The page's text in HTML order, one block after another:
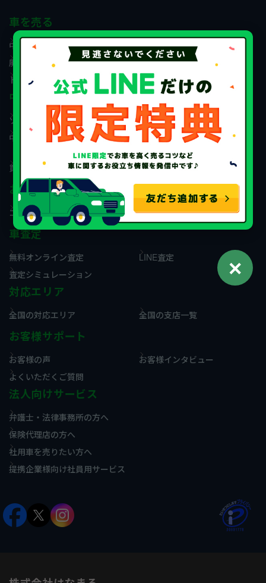
車を売る
中古車を売る
事故車を売る
廃車を売る
タクシーを売る
トラックを売る
中古車・車買取
ソコカラが選ばれる理由
車買取の流れ
中古車の売却ガイド
廃車手続きで受け取れる還付
金
買取相場情報
買取実績・事例
お役立ち情報
コラム 用語集
車査定
無料オンライン査定
LINE査定
査定シミュレーション
対応エリア
全国の対応エリア 全国の支店一覧
お客様サポート
お客様の声
お客様インタビュー
よくいただくご質問
法人向けサービス
弁護士・法律事務所の方へ
保険代理店の方へ
社用車を売りたい方へ
提携企業様向け社員用サービス
✕